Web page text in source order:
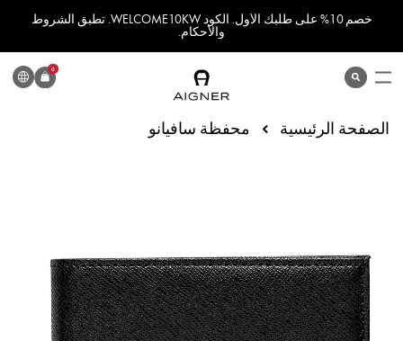
خصم 10% على طلبك الأول. الكود WELCOME10KW. تطبق الشروط
والأحكام.
search المنتج
اللغة
الصفحة الرئيسية محفظة سافيانو